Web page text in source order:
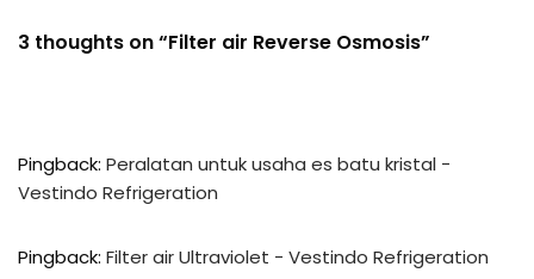
3 thoughts on “Filter air Reverse Osmosis”
Pingback: Peralatan untuk usaha es batu kristal -
Vestindo Refrigeration
Pingback: Filter air Ultraviolet - Vestindo Refrigeration